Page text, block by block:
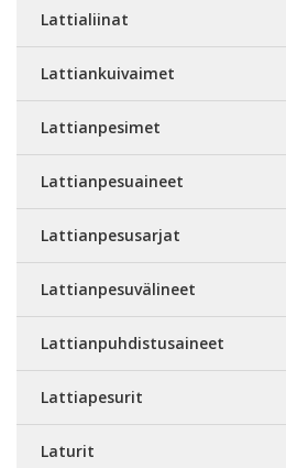
Lattialiinat
Lattiankuivaimet
Lattianpesimet
Lattianpesuaineet
Lattianpesusarjat
Lattianpesuvälineet
Lattianpuhdistusaineet
Lattiapesurit
Laturit